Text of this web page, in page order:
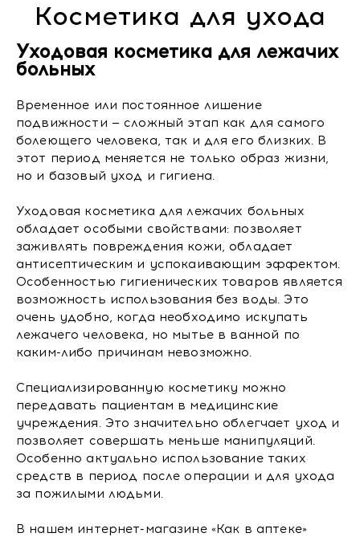
Косметика для ухода
Уходовая косметика для лежачих
больных
Временное или постоянное лишение
подвижности — сложный этап как для самого
болеющего человека, так и для его близких. В
этот период меняется не только образ жизни,
но и базовый уход и гигиена.
Уходовая косметика для лежачих больных
обладает особыми свойствами: позволяет
заживлять повреждения кожи, обладает
антисептическим и успокаивающим эффектом.
Особенностью гигиенических товаров является
возможность использования без воды. Это
очень удобно, когда необходимо искупать
лежачего человека, но мытье в ванной по
каким-либо причинам невозможно.
Специализированную косметику можно
передавать пациентам в медицинские
учреждения. Это значительно облегчает уход и
позволяет совершать меньше манипуляций.
Особенно актуально использование таких
средств в период после операции и для ухода
за пожилыми людьми.
В нашем интернет-магазине «Как в аптеке»